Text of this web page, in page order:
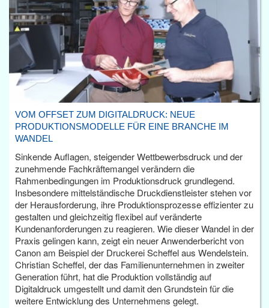
VOM OFFSET ZUM DIGITALDRUCK: NEUE
PRODUKTIONSMODELLE FÜR EINE BRANCHE IM
WANDEL
Sinkende Auflagen, steigender Wettbewerbsdruck und der
zunehmende Fachkräftemangel verändern die
Rahmenbedingungen im Produktionsdruck grundlegend.
Insbesondere mittelständische Druckdienstleister stehen vor
der Herausforderung, ihre Produktionsprozesse effizienter zu
gestalten und gleichzeitig flexibel auf veränderte
Kundenanforderungen zu reagieren. Wie dieser Wandel in der
Praxis gelingen kann, zeigt ein neuer Anwenderbericht von
Canon am Beispiel der Druckerei Scheffel aus Wendelstein.
Christian Scheffel, der das Familienunternehmen in zweiter
Generation führt, hat die Produktion vollständig auf
Digitaldruck umgestellt und damit den Grundstein für die
weitere Entwicklung des Unternehmens gelegt.